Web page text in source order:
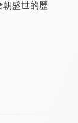
朝盛世的歷